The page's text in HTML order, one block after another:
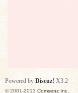
音
Powered by Discuz! X3.2
© 2001-2013Comsenz Inc.